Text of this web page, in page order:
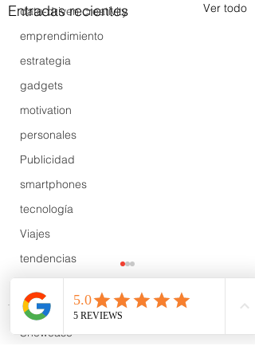
data-driven creativity
emprendimiento
estrategia
gadgets
motivation
personales
Publicidad
smartphones
tecnología
Viajes
tendencias
Wow
B2B
Showcase
Entradas recientes Ver todo